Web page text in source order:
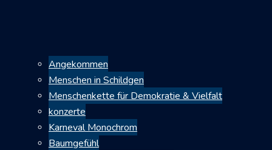
Angekommen
Menschen in Schildgen
Menschenkette für Demokratie & Vielfalt
konzerte
Karneval Monochrom
Baumgefühl